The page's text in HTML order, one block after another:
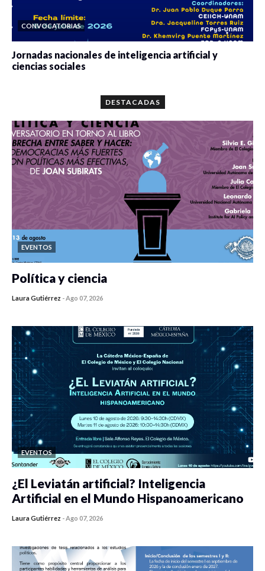
CONVOCATORIAS
Jornadas nacionales de inteligencia artificial y
ciencias sociales
DESTACADAS
EVENTOS
Política y ciencia
Laura Gutiérrez -Ago 07, 2026
EVENTOS
¿El Leviatán artificial? Inteligencia
Artificial en el Mundo Hispanoamericano
Laura Gutiérrez -Ago 07, 2026